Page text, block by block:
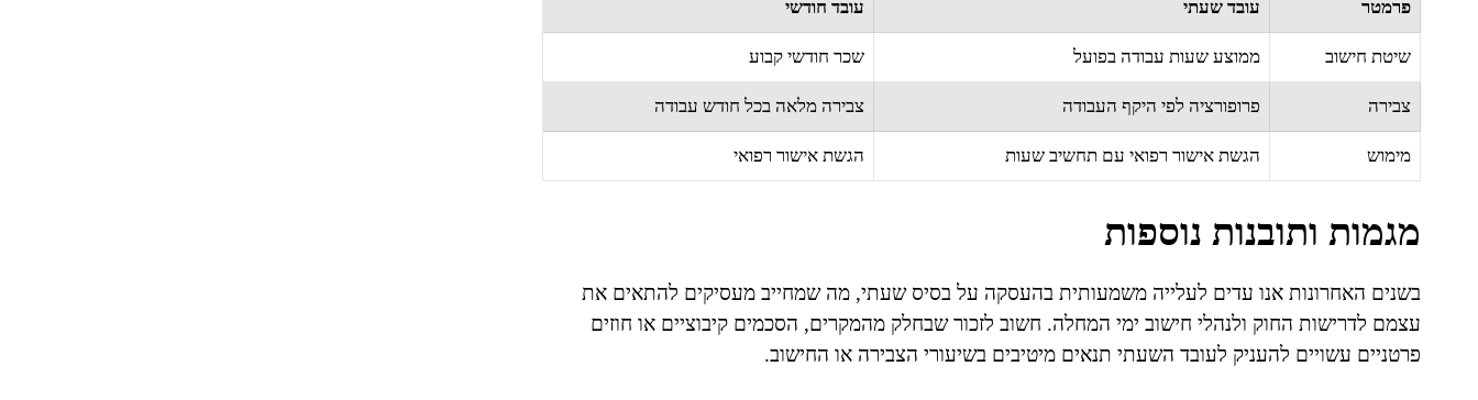
פרמטר עובד שעתי עובד חודשי
שיטת חישוב ממוצע שעות עבודה בפועל שכר חודשי קבוע
צבירה פרופורציה לפי היקף העבודה צבירה מלאה בכל חודש עבודה
מימוש הגשת אישור רפואי עם תחשיב שעות הגשת אישור רפואי
מגמות ותובנות נוספות
בשנים האחרונות אנו עדים לעלייה משמעותית בהעסקה על בסיס שעתי, מה שמחייב מעסיקים להתאים את
עצמם לדרישות החוק ולנהלי חישוב ימי המחלה. חשוב לזכור שבחלק מהמקרים, הסכמים קיבוציים או חוזים
פרטניים עשויים להעניק לעובד השעתי תנאים מיטיבים בשיעורי הצבירה או החישוב.